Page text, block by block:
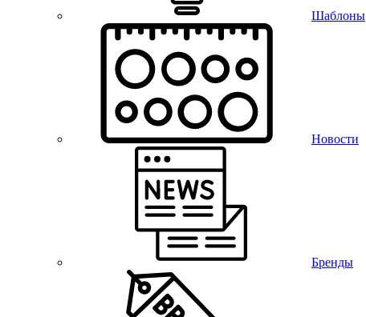
Шаблоны
Новости
Бренды